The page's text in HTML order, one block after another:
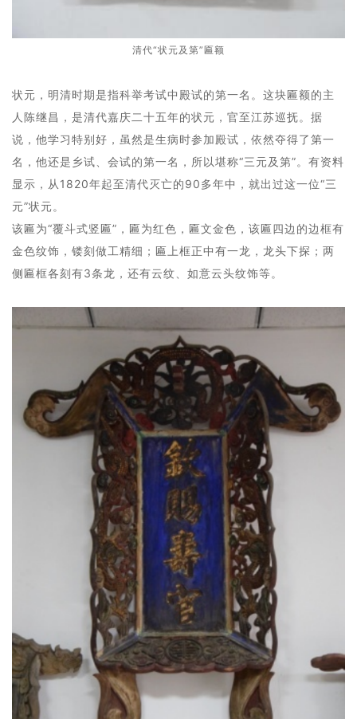
清代“状元及第”匾额
状元，明清时期是指科举考试中殿试的第一名。这块匾额的主
人陈继昌，是清代嘉庆二十五年的状元，官至江苏巡抚。据
说，他学习特别好，虽然是生病时参加殿试，依然夺得了第一
名，他还是乡试、会试的第一名，所以堪称“三元及第”。有资料
显示，从1820年起至清代灭亡的90多年中，就出过这一位“三
元”状元。
该匾为“覆斗式竖匾”，匾为红色，匾文金色，该匾四边的边框有
金色纹饰，镂刻做工精细；匾上框正中有一龙，龙头下探；两
侧匾框各刻有3条龙，还有云纹、如意云头纹饰等。